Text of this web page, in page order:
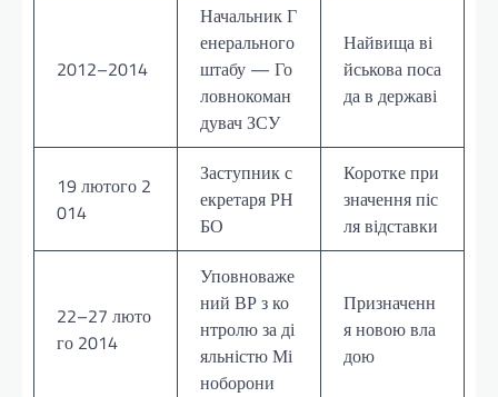
2012–2014
Начальник Г
енерального
штабу — Го
ловнокоман
дувач ЗСУ
Найвища ві
йськова поса
да в державі
19 лютого 2
014
Заступник с
екретаря РН
БО
Коротке при
значення піс
ля відставки
22–27 люто
го 2014
Уповноваже
ний ВР з ко
нтролю за ді
яльністю Мі
ноборони
Призначенн
я новою вла
дою